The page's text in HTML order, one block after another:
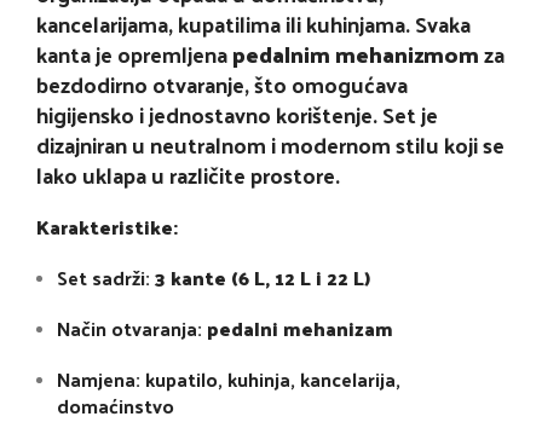
kancelarijama, kupatilima ili kuhinjama. Svaka
kanta je opremljenapedalnim mehanizmomza
bezdodirno otvaranje, što omogućava
higijensko i jednostavno korištenje. Set je
dizajniran u neutralnom i modernom stilu koji se
lako uklapa u različite prostore.
Karakteristike:
Set sadrži:3 kante (6 L, 12 L i 22 L)
Način otvaranja: pedalni mehanizam
Namjena: kupatilo, kuhinja, kancelarija,
domaćinstvo